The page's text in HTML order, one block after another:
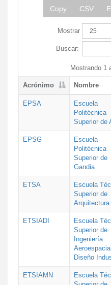
Copy CSV
Mostrar
Buscar:
Mostrando 1
Acrónimo Nombre
EPSA
Escuela
Politécnica
Superior de
EPSG
Escuela
Politécnica
Superior de
Gandia
ETSA
Escuela
Superior de
Arquitectura
ETSIADI
Escuela
Superior de
Ingeniería
Diseño
ETSIAMN
Escuela